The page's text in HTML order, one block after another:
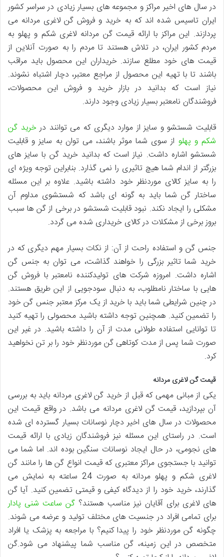
در سال های اخیر مراکز و مجموعه های بسیار زیادی در سراسر کشور
ایران تاسیس شده اند که به خرید و فروش گن لاغری مردانه می
پردازند. این مراکز با ارائه قیمت گن مردانه لاغری شکم و پهلو به
مردم کشور ایران، در تلاش هستند تا مردم را به صورت آنلاین از
قیمت های خود مطلع سازند. خریداران این محصول باید مراقب
باشند تا با تهیه این محصول از مراجع معتبر، دچار اشتباه نشوند.
نیاز است که بدانید در بازار خرید و فروش این محصولات،
فروشندگان نامعتبر بسیار زیادی وجود دارند.
قابلیت شستشو و سایز از موارد دیگری که می توانند در خرید گن
شکم و پهلو از سوی شما موثر باشند، می توان به سایز و قابلیت
شستشو اشاره داشت. نیاز است که بدانید خرید گن با سایز های
بزرگتر از اندام شما هیچ تاثیری را نمی گذارد. بنابراین توجه ویژه ای
را به سایز کالای موردنظر خود داشته باشید. علاوه بر این مسئله
ساختار گن شما باید به گونه ای باشد که شستشوی مداوم آن
مشکلی را ایجاد نکند. نبود قابلیت شستشو در برخی از گن ها سبب
بروز برخی از مشکلات در کالای خریداری شده می گردد.
جنس گن و استفاده راحت از آن: از نکات بسیار مهم دیگری که در
خرید شما تاثیر بزرگی را خواهند گذاشت، می توان به جنس گن
اشاره داشت. امروزه شرکت های تولیدکننده نامعتبر با فروش گن
هایی با ساختار نامطلوب، به دنبال سودجویی از این طریق هستند.
در چنین شرایطی شما باید با خرید از یک مرکز معتبر جنس گن خود
را تضمین کنید. همچنین توجه داشته باشید محصولی را تهیه کنید
تا توانایی استفاده طولانی مدت از آن را داشته باشید. در غیر این
صورت شما پس از مدت کوتاهی گن موردنظر خود را بر تن نخواهید
کرد.
قیمت گن لاغری مردانه
یکی از مبانی مهمی که قبل از خرید گن لاغری مردانه باید به بررسی
آن بپردازید، قیمت گن لاغری مردانه می باشد. در واقع قیمت این
محصولات در سال های اخیر دچار نوسانات بسیار گسترده ای شده
است. در راستای این مسئله نیز فروشندگان زیادی با ارائه قیمت
های نجومی، در حال ایجاد نوسانات سنگین بوده اند. اما شما می
توانید با جستجوی مراکز معتبری که قیمت انواع گن ها را مانند گن
لاغری شکم و پهلو مردانه به صورت 24 ساعته به نمایش می
گذارند، خرید خود را از دیدگاه کیفی و قیمتی تضمین کنید. آیا گن
های لاغری برای آقایان نیز مناسب هستند؟ گن ساعت شنی پادار
برای تمامی افراد در جنسیت های مختلف تولید و عرضه می شوند.
چگونه گن موردنظر خود را پیدا کنیم؟ با مراجعه به پزشک یا افراد
متخصص در این زمینه، گن مناسب شما پیشنهاد می شود.گن